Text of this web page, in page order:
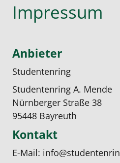
Impressum
Anbieter
Studentenring
Studentenring A. Mende
Nürnberger Straße 38
95448 Bayreuth
Kontakt
E-Mail: